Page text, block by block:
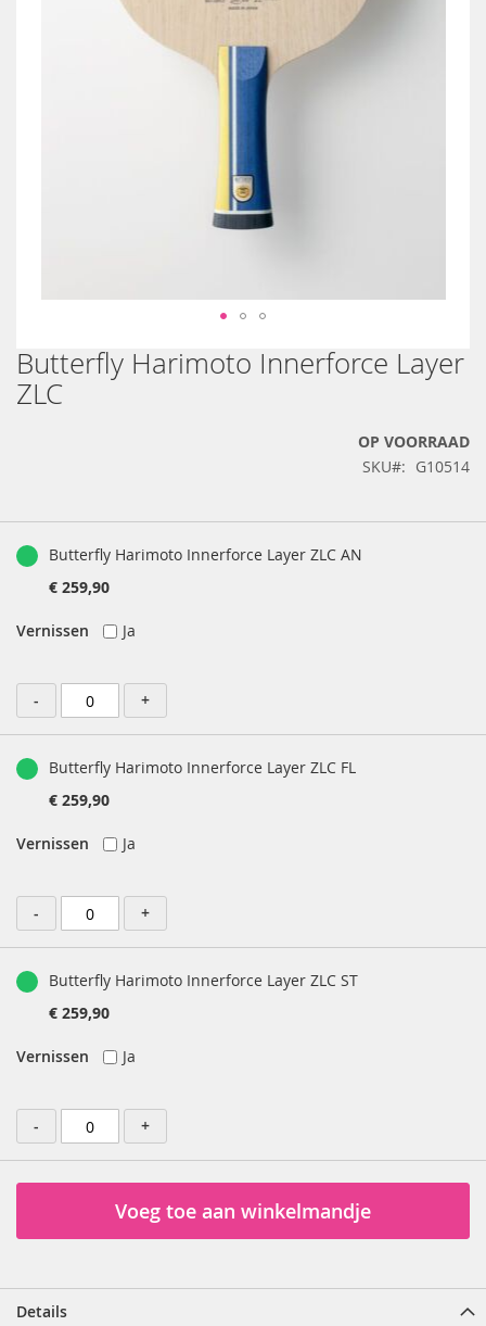
Ga
naar
het
Butterfly Harimoto Innerforce Layer
ZLC
OP VOORRAAD
SKU
G10514
productartikelen
Butterfly Harimoto Innerforce Layer ZLC AN
€ 259,90
Vernissen Ja
- +
Butterfly Harimoto Innerforce Layer ZLC FL
€ 259,90
Vernissen Ja
- +
Butterfly Harimoto Innerforce Layer ZLC ST
€ 259,90
Vernissen Ja
- +
Voeg toe aan winkelmandje
Details